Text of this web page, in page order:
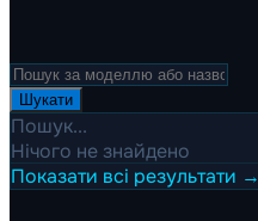
Шукати
Пошук...
Нічого не знайдено
Показати всі результати →